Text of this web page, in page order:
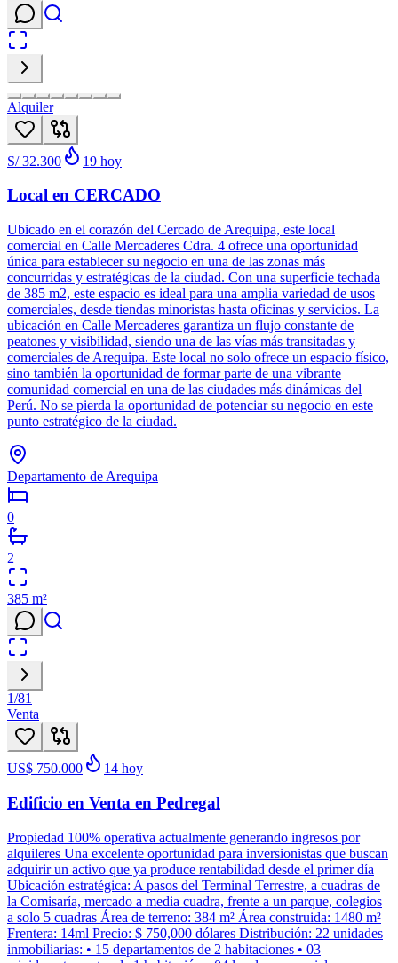
Alquiler
S/ 32.300 19 hoy
Local en CERCADO
Ubicado en el corazón del Cercado de Arequipa, este local
comercial en Calle Mercaderes Cdra. 4 ofrece una oportunidad
única para establecer su negocio en una de las zonas más
concurridas y estratégicas de la ciudad. Con una superficie techada
de 385 m2, este espacio es ideal para una amplia variedad de usos
comerciales, desde tiendas minoristas hasta oficinas y servicios. La
ubicación en Calle Mercaderes garantiza un flujo constante de
peatones y visibilidad, siendo una de las vías más transitadas y
comerciales de Arequipa. Este local no solo ofrece un espacio físico,
sino también la oportunidad de formar parte de una vibrante
comunidad comercial en una de las ciudades más dinámicas del
Perú. No se pierda la oportunidad de potenciar su negocio en este
punto estratégico de la ciudad.
Departamento de Arequipa
0
2
385 m²
1/81
Venta
US$ 750.000 14 hoy
Edificio en Venta en Pedregal
Propiedad 100% operativa actualmente generando ingresos por
alquileres Una excelente oportunidad para inversionistas que buscan
adquirir un activo que ya produce rentabilidad desde el primer día
Ubicación estratégica: A pasos del Terminal Terrestre, a cuadras de
la Comisaría, mercado a media cuadra, frente a un parque, colegios
a solo 5 cuadras Área de terreno: 384 m² Área construida: 1480 m²
Frentera: 14ml Precio: $ 750,000 dólares Distribución: 22 unidades
inmobiliarias: • 15 departamentos de 2 habitaciones • 03